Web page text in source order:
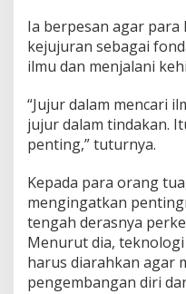
Ia berpesan agar para
kejujuran sebagai
ilmu dan menjalani
“Jujur dalam mencari
jujur dalam tindakan.
penting,” tuturnya.
Kepada para orang
mengingatkan
tengah derasnya
Menurut dia,
harus diarahkan agar
pengembangan diri